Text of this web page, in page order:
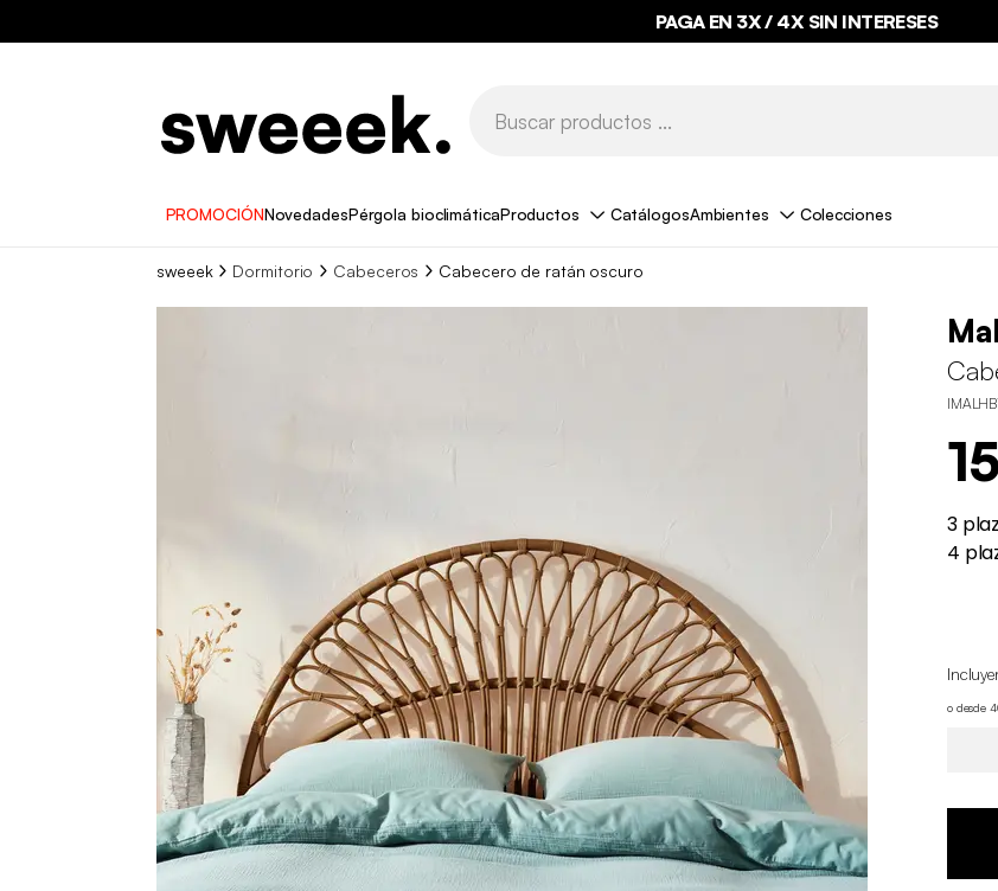
PAGA EN 3X / 4X SIN INTERESES
PROMOCIÓNNovedadesPérgola bioclimáticaProductos CatálogosAmbientes Colecciones
sweeek Dormitorio Cabeceros Cabecero de ratán oscuro
o desde